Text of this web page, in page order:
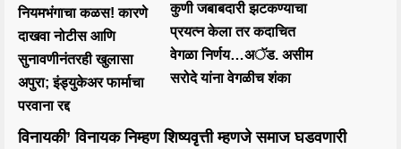
नियमभंगाचा कळस! कारणे
दाखवा नोटीस आणि
सुनावणीनंतरही खुलासा
अपुरा; इंड्युकेअर फार्माचा
परवाना रद्द
कुणी जबाबदारी झटकण्याचा
प्रयत्न केला तर कदाचित
वेगळा निर्णय…अॅड. असीम
सरोदे यांना वेगळीच शंका
विनायकी’ विनायक निम्हण शिष्यवृत्ती म्हणजे समाज घडवणारी